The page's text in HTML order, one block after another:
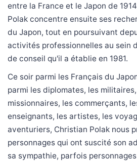
entre la France et le Japon de
Polak concentre ensuite ses
du Japon, tout en poursuivant
activités professionnelles au sein
de conseil qu'il a établie en 1981.
Ce soir parmi les Français du
parmi les diplomates, les
missionnaires, les commerçants,
enseignants, les artistes, les
aventuriers, Christian Polak nous
personnages qui ont suscité son
sa sympathie, parfois